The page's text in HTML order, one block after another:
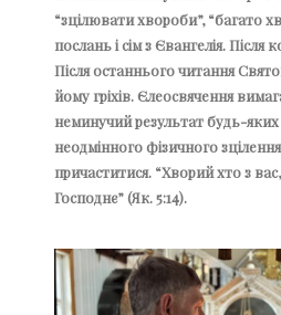
“зцілювати хвороби”, “багато
послань і сім з Євангелія.
Після останнього читання
йому гріхів. Єлеосвячення
неминучий результат будь-
неодмінного фізичного
причаститися. “Хворий хто з
Господнє” (Як. 5:14).